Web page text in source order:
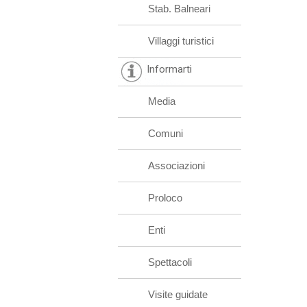
Stab. Balneari
Villaggi turistici
Informarti
Media
Comuni
Associazioni
Proloco
Enti
Spettacoli
Visite guidate